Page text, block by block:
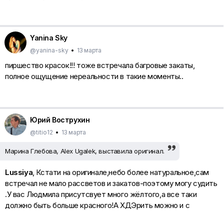
Yanina Sky
@yanina-sky • 13 марта
пиршество красок!!! тоже встречала багровые закаты,
полное ощущение нереальности в такие моменты..
Юрий Вострухин
@titio12 • 13 марта
Марина Глебова, Alex Ugalek, выставила оригинал.
Lussiya, Кстати на оригинале,небо более натуральное,сам
встречал не мало рассветов и закатов-поэтому могу судить
.У вас Людмила присутсвует много жёлтого,а все таки
должно быть больше красного!А ХДЭрить можно и с